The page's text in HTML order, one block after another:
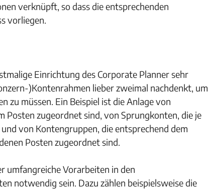
verknüpft, so dass die entsprechenden
vorliegen.
Einrichtung des Corporate Planner sehr
)Kontenrahmen lieber zweimal nachdenkt, um
zu müssen. Ein Beispiel ist die Anlage von
Posten zugeordnet sind, von Sprungkonten, die je
von Kontengruppen, die entsprechend dem
Posten zugeordnet sind.
umfangreiche Vorarbeiten in den
notwendig sein. Dazu zählen beispielsweise die